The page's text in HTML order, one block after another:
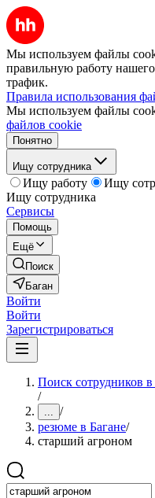
Мы используем файлы
правильную работу нашего
трафик.
Правила использования
Мы используем файлы
файлов cookie
Понятно
Ищу сотрудника
Ищу работу
Ищу
Ищу сотрудника
Сервисы
Помощь
Ещё
Поиск
Баган
Войти
Войти
Зарегистрироваться
Поиск сотрудников в
/
... /
резюме в Багане/
старший агроном